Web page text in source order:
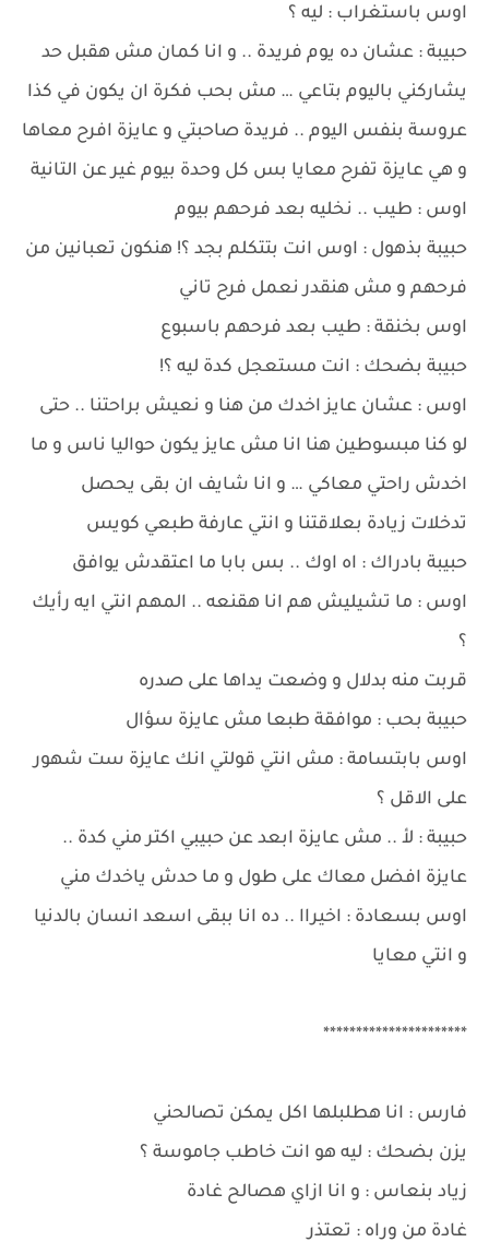
اوس باستغراب : ليه ؟
حبيبة : عشان ده يوم فريدة .. و انا كمان مش هقبل حد
يشاركني باليوم بتاعي … مش بحب فكرة ان يكون في كذا
عروسة بنفس اليوم .. فريدة صاحبتي و عايزة افرح معاها
و هي عايزة تفرح معايا بس كل وحدة بيوم غير عن التانية
اوس : طيب .. نخليه بعد فرحهم بيوم
حبيبة بذهول : اوس انت بتتكلم بجد ؟! هنكون تعبانين من
فرحهم و مش هنقدر نعمل فرح تاني
اوس بخنقة : طيب بعد فرحهم باسبوع
حبيبة بضحك : انت مستعجل كدة ليه ؟!
اوس : عشان عايز اخدك من هنا و نعيش براحتنا .. حتى
لو كنا مبسوطين هنا انا مش عايز يكون حواليا ناس و ما
اخدش راحتي معاكي … و انا شايف ان بقى يحصل
تدخلات زيادة بعلاقتنا و انتي عارفة طبعي كويس
حبيبة بادراك : اه اوك .. بس بابا ما اعتقدش يوافق
اوس : ما تشيليش هم انا هقنعه .. المهم انتي ايه رأيك
؟
قربت منه بدلال و وضعت يداها على صدره
حبيبة بحب : موافقة طبعا مش عايزة سؤال
اوس بابتسامة : مش انتي قولتي انك عايزة ست شهور
على الاقل ؟
حبيبة : لأ .. مش عايزة ابعد عن حبيبي اكتر مني كدة ..
عايزة افضل معاك على طول و ما حدش ياخدك مني
اوس بسعادة : اخيراا .. ده انا ببقى اسعد انسان بالدنيا
و انتي معايا
**********************
فارس : انا هطلبلها اكل يمكن تصالحني
يزن بضحك : ليه هو انت خاطب جاموسة ؟
زياد بنعاس : و انا ازاي هصالح غادة
غادة من وراه : تعتذر